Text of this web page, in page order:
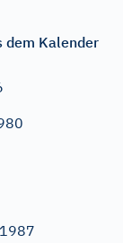
dem Kalender